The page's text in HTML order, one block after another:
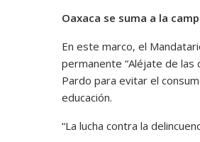
Oaxaca se suma a la
En este marco, el
permanente “Aléjate de las
Pardo para evitar el
educación.
“La lucha contra la